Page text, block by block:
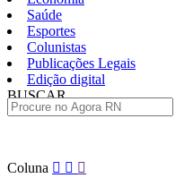
Saúde
Esportes
Colunistas
Publicações Legais
Edição digital
BUSCAR
Pular
Coluna